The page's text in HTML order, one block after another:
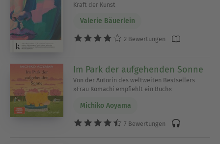
Kraft der Kunst
Valerie Bäuerlein
2 Bewertungen
Im Park der aufgehenden Sonne
Von der Autorin des weltweiten Bestsellers
»Frau Komachi empfiehlt ein Buch«
Michiko Aoyama
7 Bewertungen